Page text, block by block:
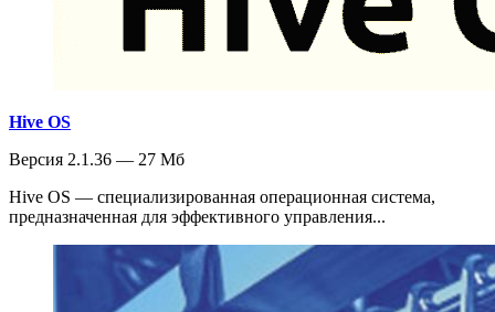
Hive OS
Версия 2.1.36 — 27 Мб
Hive OS — специализированная операционная система,
предназначенная для эффективного управления...